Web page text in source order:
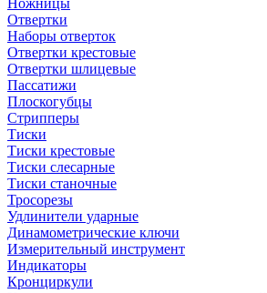
Ножницы
Отвертки
Наборы отверток
Отвертки крестовые
Отвертки шлицевые
Пассатижи
Плоскогубцы
Стрипперы
Тиски
Тиски крестовые
Тиски слесарные
Тиски станочные
Тросорезы
Удлинители ударные
Динамометрические ключи
Измерительный инструмент
Индикаторы
Кронциркули